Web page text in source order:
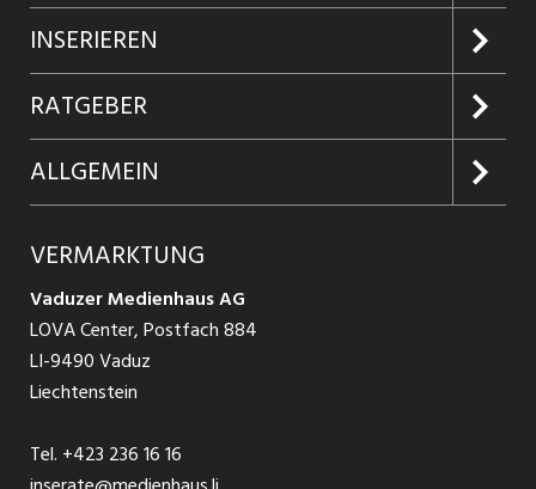
Jobs suchen
Jobabo
Firmen entdecken
Jobs in Graubünden
Jobs in St. Gallen
Jobs in Glarus
Jobs in der Südostschweiz
INSERIEREN
Kundenlogin
Inserieren
Produkte
Schnittstelle
RATGEBER
Glossar
Ratgeber Bewerbung / Rekrutierung
ALLGEMEIN
AGB
Datenschutzbestimmungen
Nutzungsbedingungen
Impressum
VERMARKTUNG
Vaduzer Medienhaus AG
LOVA Center, Postfach 884
LI-9490 Vaduz
Liechtenstein
Tel. +423 236 16 16